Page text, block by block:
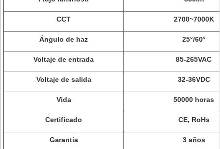
CCT 2700~7000K
Ángulo de haz 25°/60°
Voltaje de entrada 85-265VAC
Voltaje de salida 32-36VDC
Vida 50000 horas
Certificado CE, RoHs
Garantía 3 años